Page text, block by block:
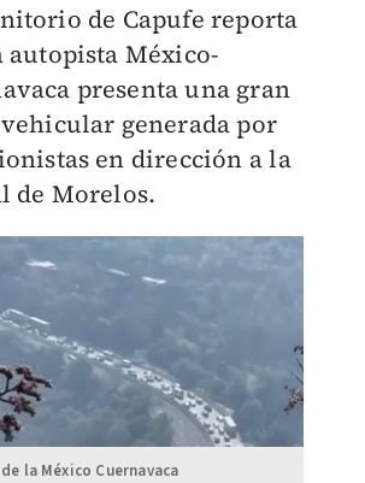
de Capufe reporta
autopista México-
presenta una gran
generada por
en dirección a la
de Morelos.
la México Cuernavaca